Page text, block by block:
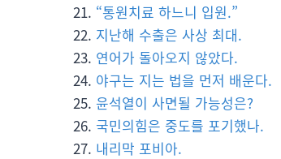
“통원치료 하느니 입원.”
지난해 수출은 사상 최대.
연어가 돌아오지 않았다.
야구는 지는 법을 먼저 배운다.
윤석열이 사면될 가능성은?
국민의힘은 중도를 포기했나.
내리막 포비아.